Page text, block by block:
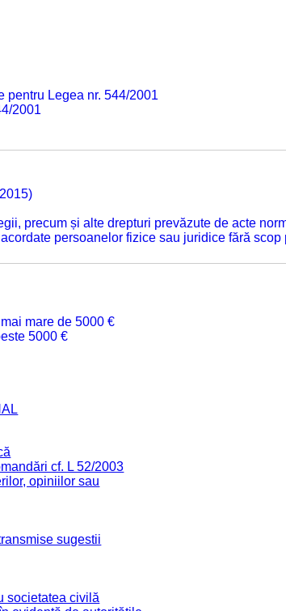
pentru Legea nr. 544/2001
2001
precum și alte drepturi prevăzute de acte
persoanelor fizice sau juridice fără scop
mare de 5000 €
5000 €
cf. L 52/2003
opiniilor sau
sugestii
societatea civilă